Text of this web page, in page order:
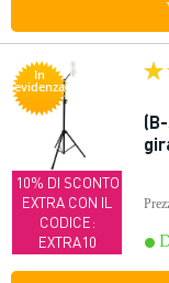
In
evidenza
10% DI SCONTO
EXTRA CON IL
CODICE:
EXTRA10